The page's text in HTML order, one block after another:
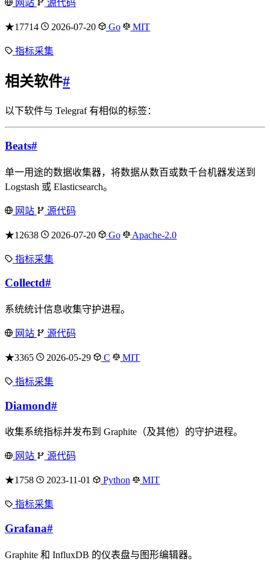
网站 源代码
★17714 2026-07-20 Go MIT
指标采集
相关软件#
以下软件与 Telegraf 有相似的标签：
Beats#
单一用途的数据收集器，将数据从数百或数千台机器发送到
Logstash 或 Elasticsearch。
网站 源代码
★12638 2026-07-20 Go Apache-2.0
指标采集
Collectd#
系统统计信息收集守护进程。
网站 源代码
★3365 2026-05-29 C MIT
指标采集
Diamond#
收集系统指标并发布到 Graphite（及其他）的守护进程。
网站 源代码
★1758 2023-11-01 Python MIT
指标采集
Grafana#
Graphite 和 InfluxDB 的仪表盘与图形编辑器。